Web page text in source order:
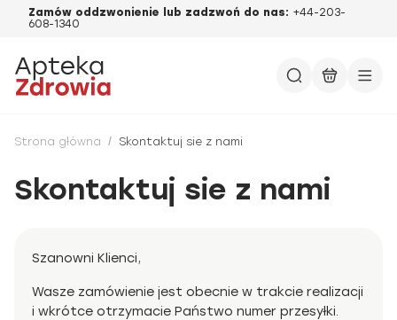
Zamów oddzwonienie lub zadzwoń do nas: +44-203-
608-1340
Strona główna / Skontaktuj sie z nami
Skontaktuj sie z nami
Szanowni Klienci,
Wasze zamówienie jest obecnie w trakcie realizacji
i wkrótce otrzymacie Państwo numer przesyłki.